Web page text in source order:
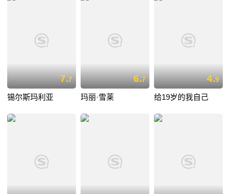
7.7
锡尔斯玛利亚
6.7
玛丽·雪莱
4.9
给19岁的我自己